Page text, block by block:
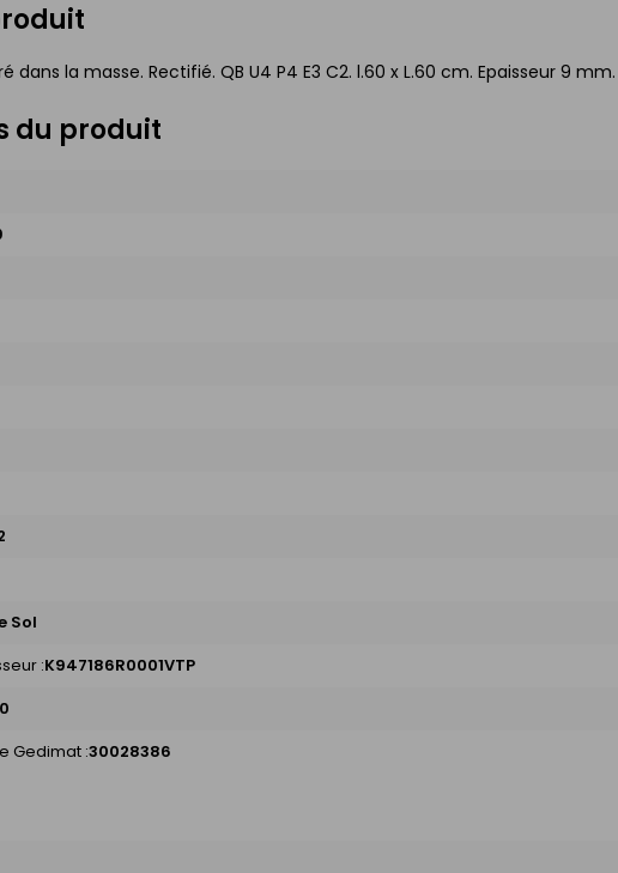
dans la masse. Rectifié. QB U4 P4 E3 C2. l.60 x L.60 cm. Epaisseur 9
du produit
Sol
:K947186R0001VTP
Gedimat :30028386